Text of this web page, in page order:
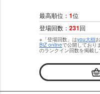
最高順位： 1位
登場回数： 231回
※「登場回数」はyou大樹
BiZ onlineで公開しており
のランクイン回数を掲載し